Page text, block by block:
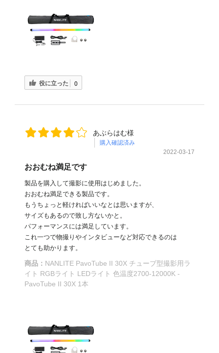
役に立った 0
あぶらはむ様
購入確認済み
2022-03-17
おおむね満足です
製品を購入して撮影に使用はじめました。
おおむね満足できる製品です。
もうちょっと軽ければいいなとは思いますが、
サイズもあるので致し方ないかと。
パフォーマンスには満足しています。
これ一つで物撮りやインタビューなど対応できるのは
とても助かります。
商品： NANLITE PavoTube II 30X チューブ型撮影用ラ
イト RGBライト LEDライト 色温度2700-12000K -
PavoTube II 30X 1本